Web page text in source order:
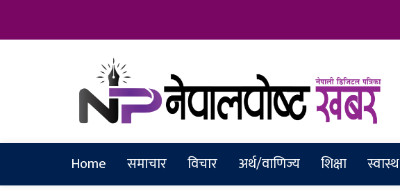
Nepalpostkhabar
Home समाचार विचार अर्थ/वाणिज्य शिक्षा स्वास्थ